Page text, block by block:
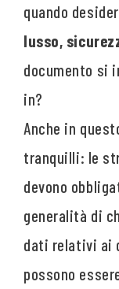
quando
lusso,
documento si
in?
Anche in
tranquilli: le
devono
generalità di
dati relativi ai
possono